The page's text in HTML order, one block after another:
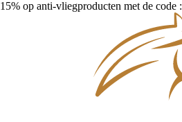
15% op anti-vliegproducten met de code :